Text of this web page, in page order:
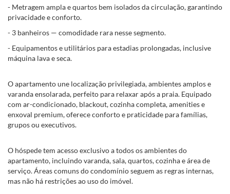
- Metragem ampla e quartos bem isolados da circulação, garantindo
privacidade e conforto.
- 3 banheiros — comodidade rara nesse segmento.
- Equipamentos e utilitários para estadias prolongadas, inclusive
máquina lava e seca.
O apartamento une localização privilegiada, ambientes amplos e
varanda ensolarada, perfeito para relaxar após a praia. Equipado
com ar-condicionado, blackout, cozinha completa, amenities e
enxoval premium, oferece conforto e praticidade para famílias,
grupos ou executivos.
O hóspede tem acesso exclusivo a todos os ambientes do
apartamento, incluindo varanda, sala, quartos, cozinha e área de
serviço. Áreas comuns do condomínio seguem as regras internas,
mas não há restrições ao uso do imóvel.